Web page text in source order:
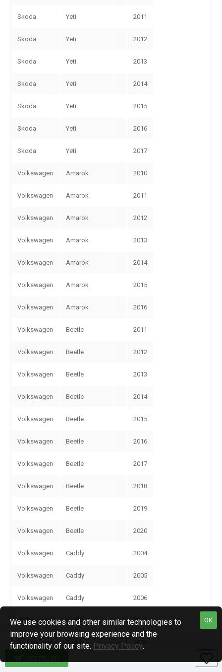
Skoda Yeti 2011
Skoda Yeti 2012
Skoda Yeti 2013
Skoda Yeti 2014
Skoda Yeti 2015
Skoda Yeti 2016
Skoda Yeti 2017
Volkswagen Amarok 2010
Volkswagen Amarok 2011
Volkswagen Amarok 2012
Volkswagen Amarok 2013
Volkswagen Amarok 2014
Volkswagen Amarok 2015
Volkswagen Amarok 2016
Volkswagen Beetle 2011
Volkswagen Beetle 2012
Volkswagen Beetle 2013
Volkswagen Beetle 2014
Volkswagen Beetle 2015
Volkswagen Beetle 2016
Volkswagen Beetle 2017
Volkswagen Beetle 2018
Volkswagen Beetle 2019
Volkswagen Beetle 2020
Volkswagen Caddy 2004
Volkswagen Caddy 2005
Volkswagen Caddy 2006
Volkswagen Caddy 2007
Volkswagen Caddy 2008
Caddy
OK
We use cookies and other similar technologies to
improve your browsing experience and the
functionality of our site. Privacy Policy.